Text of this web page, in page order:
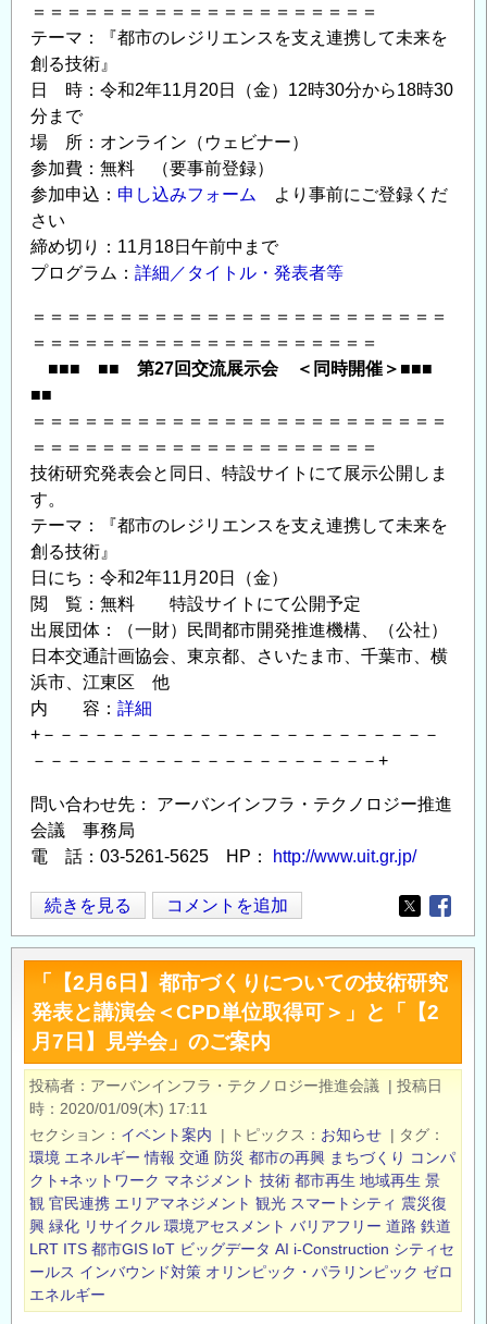
生
の
募
集
の
＝＝＝＝＝＝＝＝＝＝＝＝＝＝＝＝＝＝＝＝
テーマ：『都市のレジリエンスを支え連携して未来を
創る技術』
日 時：令和2年11月20日（金）12時30分から18時30
分まで
場 所：オンライン（ウェビナー）
参加費：無料 （要事前登録）
参加申込： 申し込みフォーム
より事前にご登録くだ
さい
締め切り：11月18日午前中まで
プログラム： 詳細／タイトル・発表者等
＝＝＝＝＝＝＝＝＝＝＝＝＝＝＝＝＝＝＝＝＝＝＝＝
＝＝＝＝＝＝＝＝＝＝＝＝＝＝＝＝＝＝＝＝
■■■ ■■ 第27回交流展示会 ＜同時開催＞■■■
■■
＝＝＝＝＝＝＝＝＝＝＝＝＝＝＝＝＝＝＝＝＝＝＝＝
＝＝＝＝＝＝＝＝＝＝＝＝＝＝＝＝＝＝＝＝
技術研究発表会と同日、特設サイトにて展示公開しま
す。
テーマ：『都市のレジリエンスを支え連携して未来を
創る技術』
日にち：令和2年11月20日（金）
閲 覧：無料 特設サイトにて公開予定
出展団体：（一財）民間都市開発推進機構、（公社）
日本交通計画協会、東京都、さいたま市、千葉市、横
浜市、江東区 他
内 容： 詳細
+－－－－－－－－－－－－－－－－－－－－－－－
－－－－－－－－－－－－－－－－－－－－+
問い合わせ先： アーバンインフラ・テクノロジー推進
会議 事務局
電 話：03-5261-5625 HP：
http://www.uit.gr.jp/
◆【11
月
20
日】
第
32
回
技
研
究
発
表
会・
特
別
続きを見る コメントを追加
Opens in
「【2月6日】都市づくりについての技術研究
発表と講演会＜CPD単位取得可＞」と「【2
月7日】見学会」のご案内
投稿者 アーバンインフラ・テクノロジー推進会議 | 投稿日
時
2020/01/09(木) 17:11
セクション
イベント案内 | トピックス お知らせ | タグ
環境 エネルギー 情報 交通 防災 都市の再興 まちづくり コンパ
クト+ネットワーク マネジメント 技術 都市再生 地域再生 景
観 官民連携 エリアマネジメント 観光 スマートシティ 震災復
興 緑化 リサイクル 環境アセスメント バリアフリー 道路 鉄道
LRT ITS 都市GIS IoT ビッグデータ AI i-Construction シティセ
ールス インバウンド対策 オリンピック・パラリンピック ゼロ
エネルギー